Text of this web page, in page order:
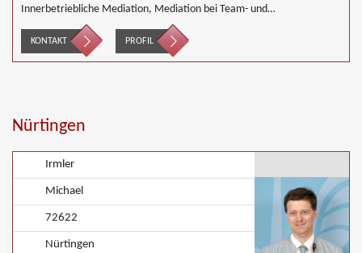
Innerbetriebliche Mediation, Mediation bei Team- und
Gruppenkonflikten, Mediation von Unternehmensnachfolgen,
Mediation in der Wohnungswirtschaft, Nachbarschaftsmediation,
Schulmediation, Begleiteter Umgang, Umweltmediation,
KONTAKT PROFIL
Nürtingen
Irmler
Michael
72622
Nürtingen